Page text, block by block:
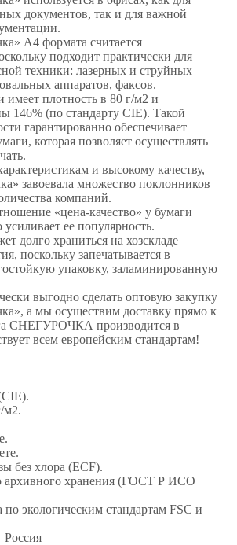
документов, так и для важной
А4 формата считается
подходит практически для
техники: лазерных и струйных
аппаратов, факсов.
имеет плотность в 80 г/м2 и
146% (по стандарту CIE). Такой
гарантированно обеспечивает
которая позволяет осуществлять
и высокому качеству,
завоевала множество поклонников
компаний.
«цена-качество» у бумаги
ее популярность.
долго храниться на хозскладе
поскольку запечатывается в
упаковку, заламинированную
выгодно сделать оптовую закупку
а мы осуществим доставку прямо к
СНЕГУРОЧКА производится в
всем европейским стандартам!
м2.
без хлора (ECF).
архивного хранения (ГОСТ Р ИСО
экологическим стандартам FSC и